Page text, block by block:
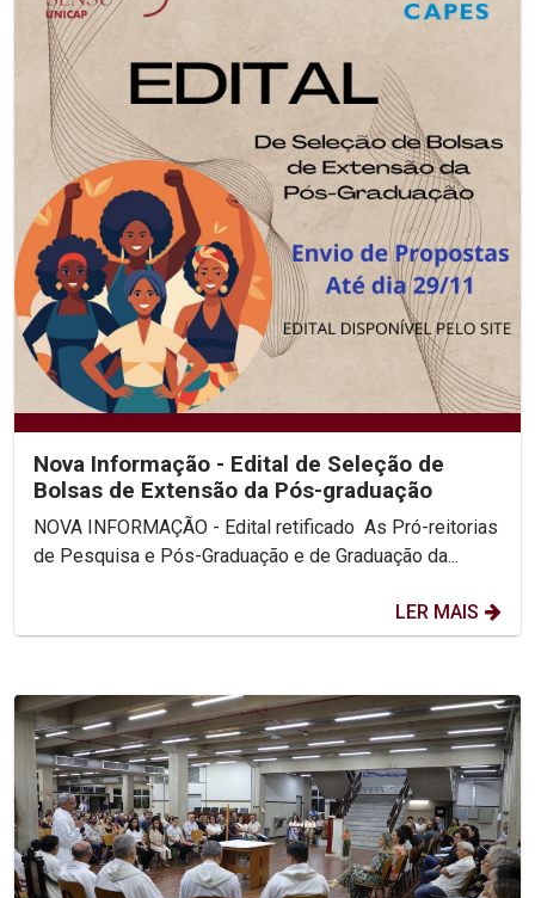
Nova Informação - Edital de Seleção de
Bolsas de Extensão da Pós-graduação
NOVA INFORMAÇÃO - Edital retificado As Pró-reitorias
de Pesquisa e Pós-Graduação e de Graduação da...
LER MAIS